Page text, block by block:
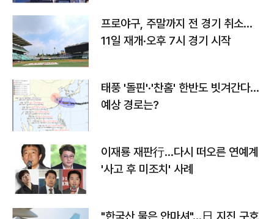
프로야구, 주말까지 전 경기 취소…
11일 재개·오후 7시 경기 시작
태풍 '돌핀'·'찬홈' 한반도 빗겨간다…
예상 경로는?
이재룡 재판行…다시 떠오른 연예계
'사고 후 미조치' 사례